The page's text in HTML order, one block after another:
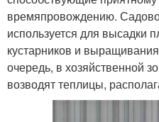
времяпровождению.
используется для высадки
кустарников и
очередь, в хозяйственной
возводят теплицы,